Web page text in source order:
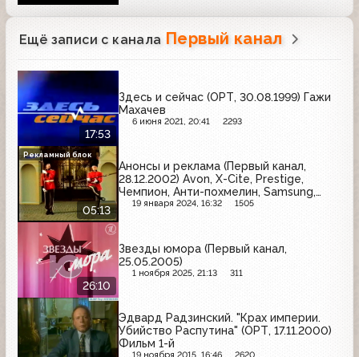
Ещё записи с канала Первый канал
17:53
Здесь и сейчас (ОРТ, 30.08.1999) Гажи
Махачев
6 июня 2021, 20:41 2293
05:13
Анонсы и реклама (Первый канал,
28.12.2002) Avon, X-Cite, Prestige,
Чемпион, Анти-похмелин, Samsung,
Raffaello, Fa, Chanel, Vitek, Микоян
19 января 2024, 16:32 1505
Рекламный блок
26:10
Звезды юмора (Первый канал,
25.05.2005)
1 ноября 2025, 21:13 311
Эдвард Радзинский. "Крах империи.
Убийство Распутина" (ОРТ, 17.11.2000)
Фильм 1-й